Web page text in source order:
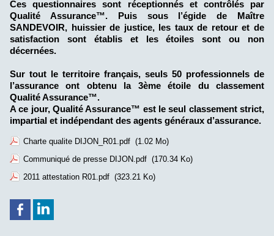
Ces questionnaires sont réceptionnés et contrôlés par
Qualité Assurance™. Puis sous l’égide de Maître
SANDEVOIR, huissier de justice, les taux de retour et de
satisfaction sont établis et les étoiles sont ou non
décernées.
Sur tout le territoire français, seuls 50 professionnels de
l’assurance ont obtenu la 3ème étoile du classement
Qualité Assurance™.
A ce jour, Qualité Assurance™ est le seul classement strict,
impartial et indépendant des agents généraux d’assurance.
Charte qualite DIJON_R01.pdf (1.02 Mo)
Communiqué de presse DIJON.pdf (170.34 Ko)
2011 attestation R01.pdf (323.21 Ko)